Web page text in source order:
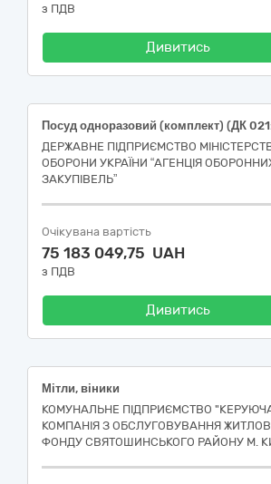
з ПДВ
Дивитись
ДЕРЖАВНЕ ПІДПРИЄМСТВО
ОБОРОНИ УКРАЇНИ “АГЕНЦІЯ
ЗАКУПІВЕЛЬ”
Очікувана вартість
75 183 049,75 UAH
з ПДВ
Дивитись
Мітли, віники
КОМУНАЛЬНЕ ПІДПРИЄМСТВО
КОМПАНІЯ З ОБСЛУГОВУВАННЯ
ФОНДУ СВЯТОШИНСЬКОГО РАЙОНУ М.